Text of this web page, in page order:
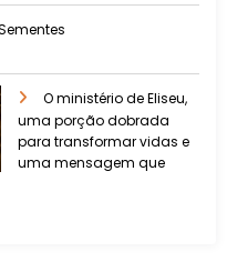
O ministério de Eliseu,
uma porção dobrada
para transformar vidas e
uma mensagem que